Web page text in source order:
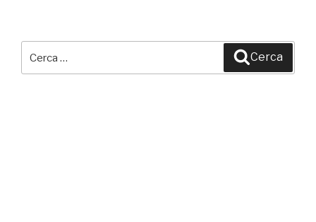
Cerca